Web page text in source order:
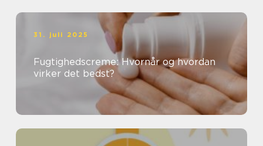
31. juli 2025
Fugtighedscreme: Hvornår og hvordan
virker det bedst?